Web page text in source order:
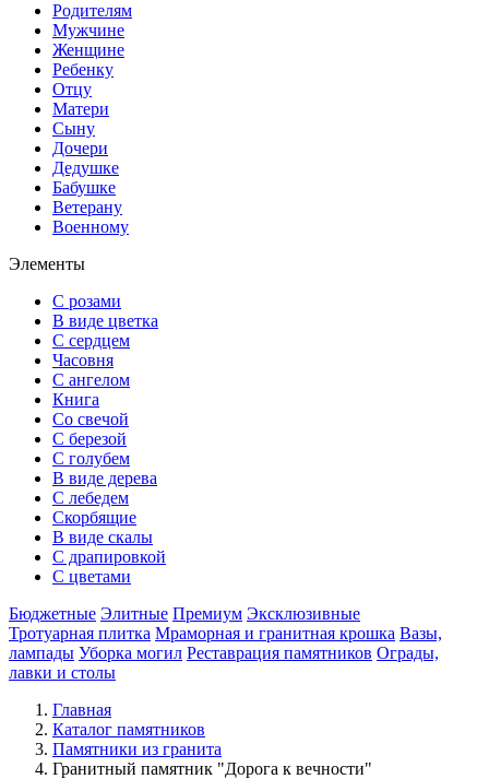
Родителям
Мужчине
Женщине
Ребенку
Отцу
Матери
Сыну
Дочери
Дедушке
Бабушке
Ветерану
Военному
Элементы
С розами
В виде цветка
С сердцем
Часовня
С ангелом
Книга
Со свечой
С березой
С голубем
В виде дерева
С лебедем
Скорбящие
В виде скалы
С драпировкой
С цветами
Бюджетные Элитные Премиум Эксклюзивные
Тротуарная плитка Мраморная и гранитная крошка Вазы,
лампады Уборка могил Реставрация памятников Ограды,
лавки и столы
Главная
Каталог памятников
Памятники из гранита
Гранитный памятник "Дорога к вечности"